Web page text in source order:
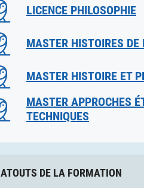
LICENCE PHILOSOPHIE
MASTER HISTOIRES
MASTER HISTOIRE ET
MASTER APPROCHES
TECHNIQUES
ATOUTS DE LA FORMATION